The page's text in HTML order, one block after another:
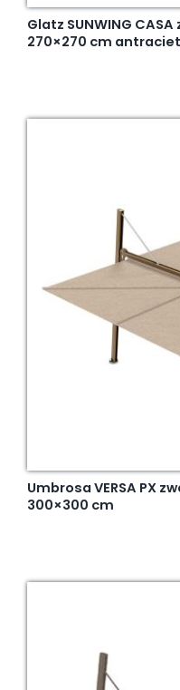
Glatz SUNWING
270×270 cm
Umbrosa VERSA PX
300×300 cm